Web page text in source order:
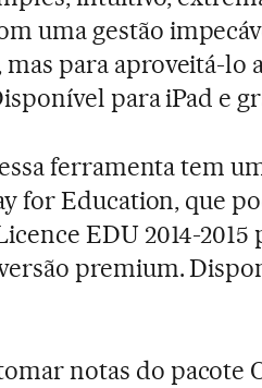
uma gestão
para aproveitá-lo
para iPad e
ferramenta tem
for Education, que
EDU 2014-2015
premium.
notas do pacote